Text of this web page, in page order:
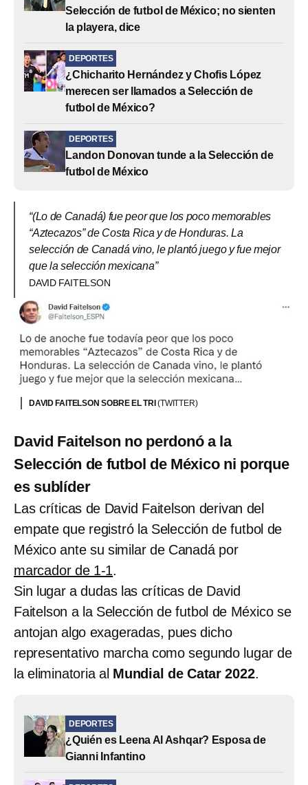
Selección de futbol de México; no sienten
la playera, dice
DEPORTES
¿Chicharito Hernández y Chofis López
merecen ser llamados a Selección de
futbol de México?
DEPORTES
Landon Donovan tunde a la Selección de
futbol de México
“(Lo de Canadá) fue peor que los poco memorables
“Aztecazos” de Costa Rica y de Honduras. La
selección de Canadá vino, le plantó juego y fue mejor
que la selección mexicana”
DAVID FAITELSON
DAVID FAITELSON SOBRE EL TRI(TWITTER)
David Faitelson no perdonó a la
Selección de futbol de México ni porque
es sublíder
Las críticas de David Faitelson derivan del
empate que registró la Selección de futbol de
México ante su similar de Canadá por
marcador de 1-1.
Sin lugar a dudas las críticas de David
Faitelson a la Selección de futbol de México se
antojan algo exageradas, pues dicho
representativo marcha como segundo lugar de
la eliminatoria al Mundial de Catar 2022.
DEPORTES
¿Quién es Leena Al Ashqar? Esposa de
Gianni Infantino